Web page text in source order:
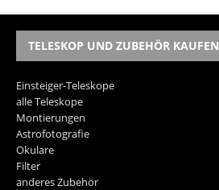
TELESKOP UND ZUBEHÖR KAUFEN
Einsteiger-Teleskope
alle Teleskope
Montierungen
Astrofotografie
Okulare
Filter
anderes Zubehör